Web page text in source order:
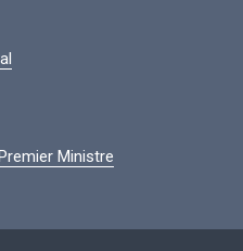
Ministre